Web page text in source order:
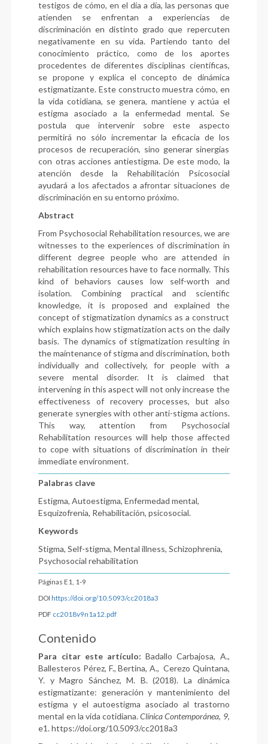
testigos de cómo, en el día a día, las personas que
atienden se enfrentan a experiencias de
discriminación en distinto grado que repercuten
negativamente en su vida. Partiendo tanto del
conocimiento práctico, como de los aportes
procedentes de diferentes disciplinas científicas,
se propone y explica el concepto de dinámica
estigmatizante. Este constructo muestra cómo, en
la vida cotidiana, se genera, mantiene y actúa el
estigma asociado a la enfermedad mental. Se
postula que intervenir sobre este aspecto
permitirá no sólo incrementar la eficacia de los
procesos de recuperación, sino generar sinergias
con otras acciones antiestigma. De este modo, la
atención desde la Rehabilitación Psicosocial
ayudará a los afectados a afrontar situaciones de
discriminación en su entorno próximo.
Abstract
From Psychosocial Rehabilitation resources, we are
witnesses to the experiences of discrimination in
different degree people who are attended in
rehabilitation resources have to face normally. This
kind of behaviors causes low self-worth and
isolation. Combining practical and scientific
knowledge, it is proposed and explained the
concept of stigmatization dynamics as a construct
which explains how stigmatization acts on the daily
basis. The dynamics of stigmatization resulting in
the maintenance of stigma and discrimination, both
individually and collectively, for people with a
severe mental disorder. It is claimed that
intervening in this aspect will not only increase the
effectiveness of recovery processes, but also
generate synergies with other anti-stigma actions.
This way, attention from Psychosocial
Rehabilitation resources will help those affected
to cope with situations of discrimination in their
immediate environment.
Palabras clave
Estigma, Autoestigma, Enfermedad mental,
Esquizofrenia, Rehabilitación, psicosocial.
Keywords
Stigma, Self-stigma, Mental illness, Schizophrenia,
Psychosocial rehabilitation
Páginas E1, 1-9
DOIhttps://doi.org/10.5093/cc2018a3
PDF cc2018v9n1a12.pdf
Contenido
Para citar este artículo: Badallo Carbajosa, A.,
Ballesteros Pérez, F., Bertina, A., Cerezo Quintana,
Y. y Magro Sánchez, M. B. (2018). La dinámica
estigmatizante: generación y mantenimiento del
estigma y el autoestigma asociado al trastorno
mental en la vida cotidiana.Clínica Contemporánea, 9,
e1. https://doi.org/10.5093/cc2018a3